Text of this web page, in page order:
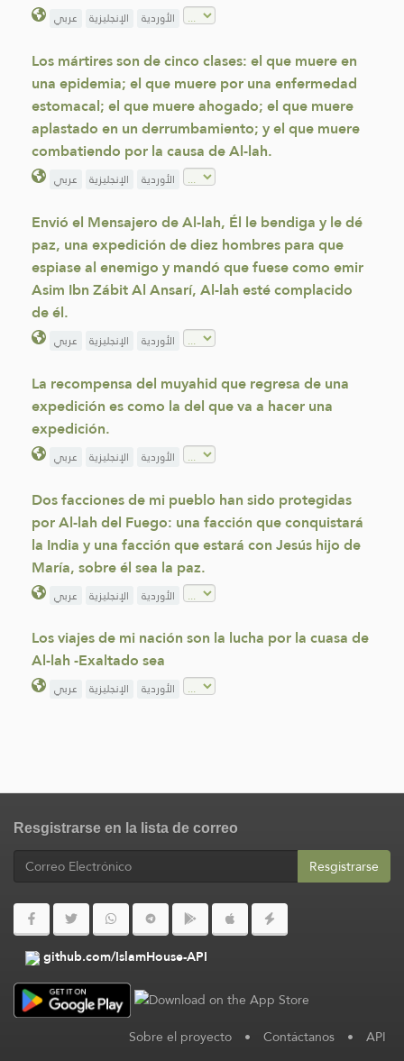
عربي الإنجليزية الأوردية
Los mártires son de cinco clases: el que muere en
una epidemia; el que muere por una enfermedad
estomacal; el que muere ahogado; el que muere
aplastado en un derrumbamiento; y el que muere
combatiendo por la causa de Al-lah.
عربي الإنجليزية الأوردية
Envió el Mensajero de Al-lah, Él le bendiga y le dé
paz, una expedición de diez hombres para que
espiase al enemigo y mandó que fuese como emir
Asim Ibn Zábit Al Ansarí, Al-lah esté complacido
de él.
عربي الإنجليزية الأوردية
La recompensa del muyahid que regresa de una
expedición es como la del que va a hacer una
expedición.
عربي الإنجليزية الأوردية
Dos facciones de mi pueblo han sido protegidas
por Al-lah del Fuego: una facción que conquistará
la India y una facción que estará con Jesús hijo de
María, sobre él sea la paz.
عربي الإنجليزية الأوردية
Los viajes de mi nación son la lucha por la cuasa de
Al-lah -Exaltado sea
عربي الإنجليزية الأوردية
Resgistrarse en la lista de correo
Resgistrarse
github.com/IslamHouse-API
Sobre el proyecto • Contáctanos • API